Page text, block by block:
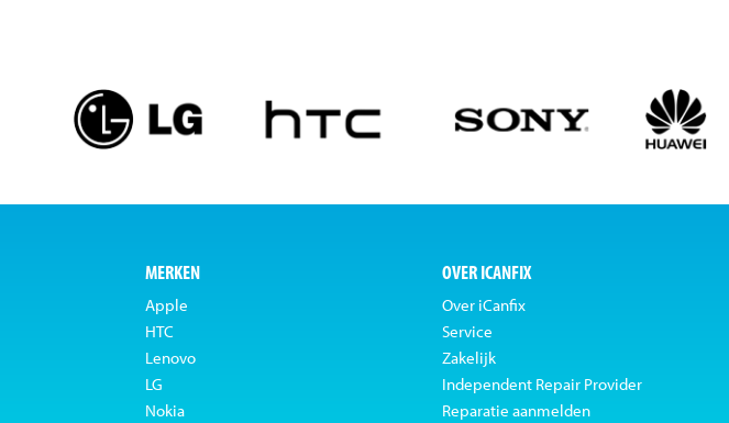
MERKEN
Apple
HTC
Lenovo
LG
Nokia
OVER ICANFIX
Over iCanfix
Service
Zakelijk
Independent Repair Provider
Reparatie aanmelden